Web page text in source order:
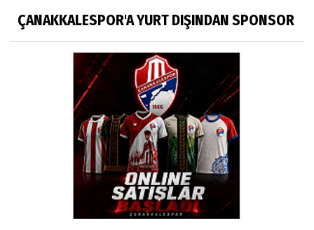
ÇANAKKALESPOR'A YURT DIŞINDAN SPONSOR